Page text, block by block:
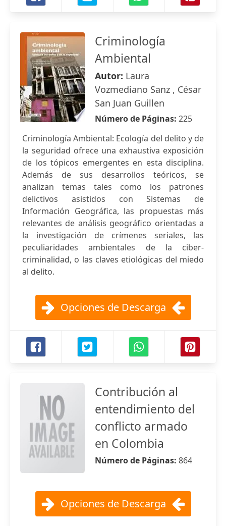
Criminología
Ambiental
Autor: Laura
Vozmediano Sanz , César
San Juan Guillen
Número de Páginas: 225
Criminología Ambiental: Ecología del delito y de
la seguridad ofrece una exhaustiva exposición
de los tópicos emergentes en esta disciplina.
Además de sus desarrollos teóricos, se
analizan temas tales como los patrones
delictivos asistidos con Sistemas de
Información Geográfica, las propuestas más
relevantes de análisis geográfico orientadas a
la investigación de crímenes seriales, las
peculiaridades ambientales de la ciber-
criminalidad, o las claves etiológicas del miedo
al delito.
Opciones de Descarga
Contribución al
entendimiento del
conflicto armado
en Colombia
Número de Páginas: 864
Opciones de Descarga